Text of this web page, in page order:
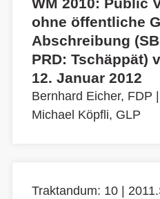
WM 2010: Public
ohne öffentliche
Abschreibung
PRD: Tschäppät)
12. Januar 2012
Bernhard Eicher, FDP
Michael Köpfli, GLP
Traktandum: 10 |